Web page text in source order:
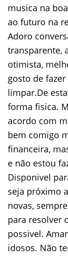
musica na
ao futuro na
Adoro
transparente,
otimista,
gosto de
limpar.De
forma fisica.
acordo com
bem comigo
financeira,
e não estou
Disponivel
seja próximo
novas,
para resolver
possivel.
idosos. Não